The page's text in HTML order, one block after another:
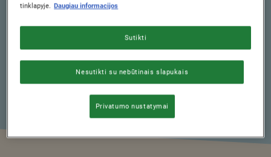
SERVINGS
10
tinklapyje. Daugiau informacijos
Nesutikti su nebūtinais slapukais
Sutikti
Privatumo nustatymai